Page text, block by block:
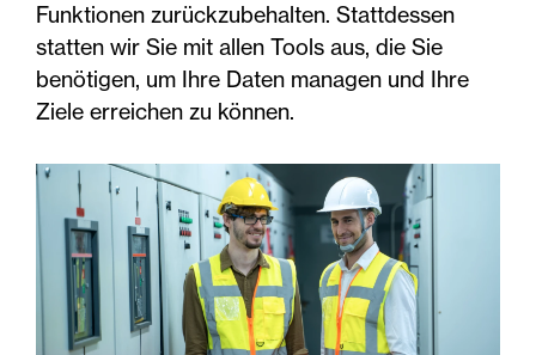
Funktionen zurückzubehalten. Stattdessen
statten wir Sie mit allen Tools aus, die Sie
benötigen, um Ihre Daten managen und Ihre
Ziele erreichen zu können.